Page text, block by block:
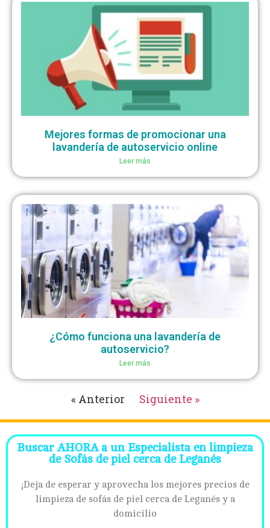
Mejores formas de promocionar una
lavandería de autoservicio online
Leer más
¿Cómo funciona una lavandería de
autoservicio?
Leer más
« Anterior Siguiente »
Buscar AHORA a un Especialista en limpieza
de Sofás de piel cerca de Leganés
¡Deja de esperar y aprovecha los mejores precios de
limpieza de sofás de piel cerca de Leganés y a
domicilio